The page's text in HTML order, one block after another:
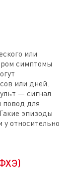
или
симптомы
или дней.
— сигнал
повод для
эпизоды
у относительно